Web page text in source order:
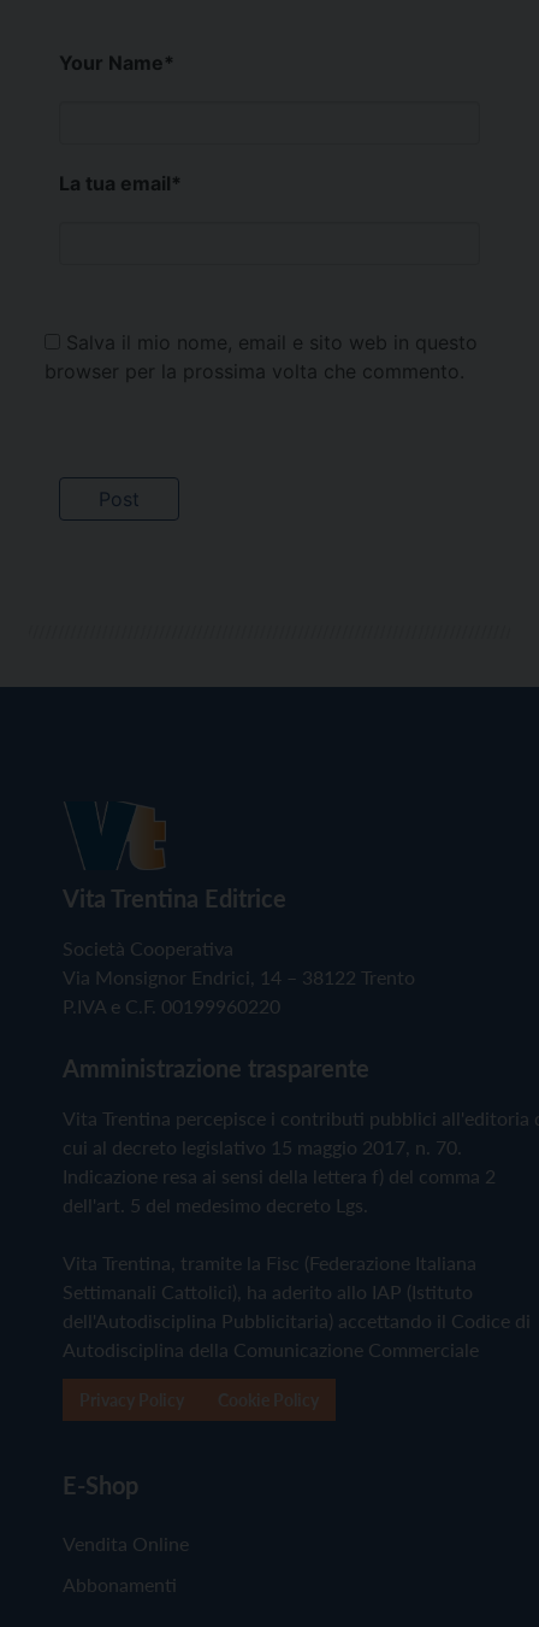
Your Name*
La tua email*
Salva il mio nome, email e sito web in questo
browser per la prossima volta che commento.
Vita Trentina Editrice
Società Cooperativa
Via Monsignor Endrici, 14 – 38122 Trento
P.IVA e C.F. 00199960220
Amministrazione trasparente
Vita Trentina percepisce i contributi pubblici all'editoria
cui al decreto legislativo 15 maggio 2017, n. 70.
Indicazione resa ai sensi della lettera f) del comma 2
dell'art. 5 del medesimo decreto Lgs.
Vita Trentina, tramite la Fisc (Federazione Italiana
Settimanali Cattolici), ha aderito allo IAP (Istituto
dell'Autodisciplina Pubblicitaria) accettando il Codice di
Autodisciplina della Comunicazione Commerciale
E-Shop
Vendita Online
Abbonamenti